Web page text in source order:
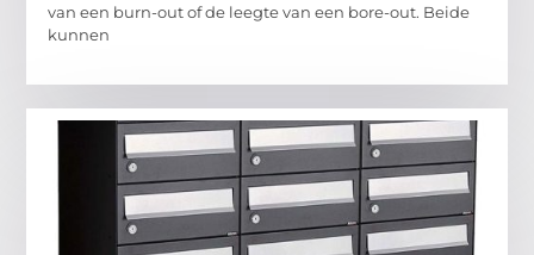
van een burn-out of de leegte van een bore-out. Beide
kunnen